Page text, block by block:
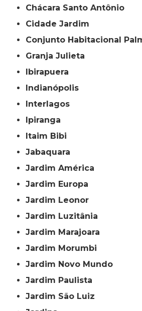
Chácara Santo Antônio
Cidade Jardim
Conjunto Habitacional
Granja Julieta
Ibirapuera
Indianópolis
Interlagos
Ipiranga
Itaim Bibi
Jabaquara
Jardim América
Jardim Europa
Jardim Leonor
Jardim Luzitânia
Jardim Marajoara
Jardim Morumbi
Jardim Novo Mundo
Jardim Paulista
Jardim São Luiz